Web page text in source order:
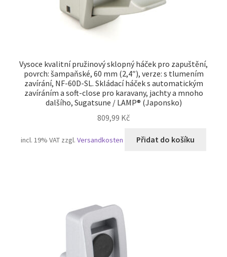
Vysoce kvalitní pružinový sklopný háček pro zapuštění,
povrch: šampaňské, 60 mm (2,4″), verze: s tlumením
zavírání, NF-60D-SL. Skládací háček s automatickým
zavíráním a soft-close pro karavany, jachty a mnoho
dalšího, Sugatsune / LAMP® (Japonsko)
809,99 Kč
incl. 19% VAT zzgl.Versandkosten Přidat do košíku